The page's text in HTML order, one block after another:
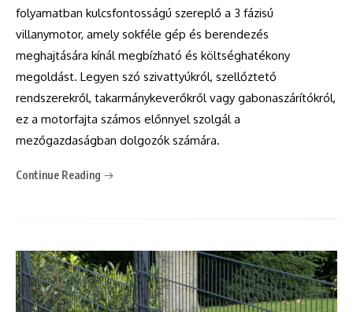
folyamatban kulcsfontosságú szereplő a 3 fázisú
villanymotor, amely sokféle gép és berendezés
meghajtására kínál megbízható és költséghatékony
megoldást. Legyen szó szivattyúkról, szellőztető
rendszerekről, takarmánykeverőkről vagy gabonaszárítókról,
ez a motorfajta számos előnnyel szolgál a
mezőgazdaságban dolgozók számára.
Continue Reading